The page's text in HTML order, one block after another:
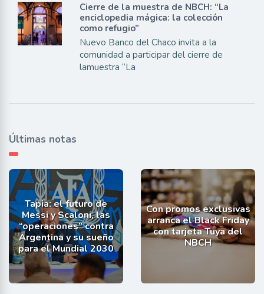
Cierre de la muestra de NBCH: “La
enciclopedia mágica: la colección
como refugio”
Nuevo Banco del Chaco invita a la
comunidad a participar del cierre de
lamuestra “La
Últimas notas
Tapia: el futuro de
Messi y Scaloni, las
“operaciones” contra
Argentina y su sueño
para el Mundial 2030
Con promos exclusivas
arranca el Black Friday
con tarjeta Tuya del
NBCH